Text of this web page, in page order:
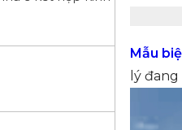
Mẫu
lý